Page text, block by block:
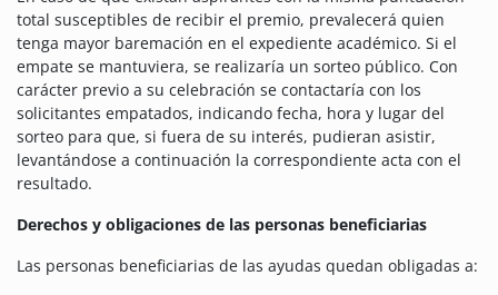
total susceptibles de recibir el premio, prevalecerá quien
tenga mayor baremación en el expediente académico. Si el
empate se mantuviera, se realizaría un sorteo público. Con
carácter previo a su celebración se contactaría con los
solicitantes empatados, indicando fecha, hora y lugar del
sorteo para que, si fuera de su interés, pudieran asistir,
levantándose a continuación la correspondiente acta con el
resultado.
Derechos y obligaciones de las personas beneficiarias
Las personas beneficiarias de las ayudas quedan obligadas a: